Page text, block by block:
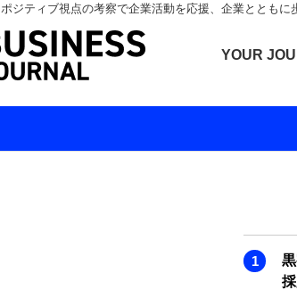
ポジティブ視点の考察で企業活動を応援、企業ととも
YOUR
IVS
ENERGY
INBOUND